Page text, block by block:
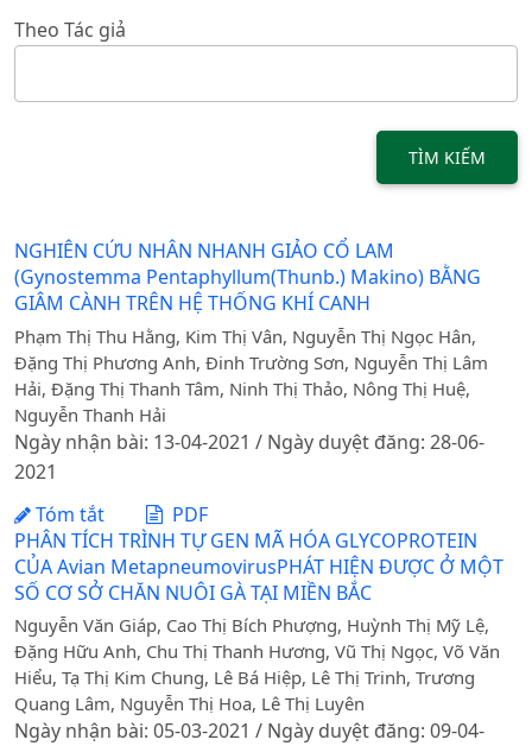
Theo Tác giả
TÌM KIẾM
NGHIÊN CỨU NHÂN NHANH GIẢO CỔ LAM
(Gynostemma Pentaphyllum(Thunb.) Makino) BẰNG
GIÂM CÀNH TRÊN HỆ THỐNG KHÍ CANH
Phạm Thị Thu Hằng, Kim Thị Vân, Nguyễn Thị Ngọc Hân,
Đặng Thị Phương Anh, Đinh Trường Sơn, Nguyễn Thị Lâm
Hải, Đặng Thị Thanh Tâm, Ninh Thị Thảo, Nông Thị Huệ,
Nguyễn Thanh Hải
Ngày nhận bài: 13-04-2021 / Ngày duyệt đăng: 28-06-
2021
Tóm tắt
PDF
PHÂN TÍCH TRÌNH TỰ GEN MÃ HÓA GLYCOPROTEIN
CỦA Avian MetapneumovirusPHÁT HIỆN ĐƯỢC Ở MỘT
SỐ CƠ SỞ CHĂN NUÔI GÀ TẠI MIỀN BẮC
Nguyễn Văn Giáp, Cao Thị Bích Phượng, Huỳnh Thị Mỹ Lệ,
Đặng Hữu Anh, Chu Thị Thanh Hương, Vũ Thị Ngọc, Võ Văn
Hiểu, Tạ Thị Kim Chung, Lê Bá Hiệp, Lê Thị Trinh, Trương
Quang Lâm, Nguyễn Thị Hoa, Lê Thị Luyên
Ngày nhận bài: 05-03-2021 / Ngày duyệt đăng: 09-04-